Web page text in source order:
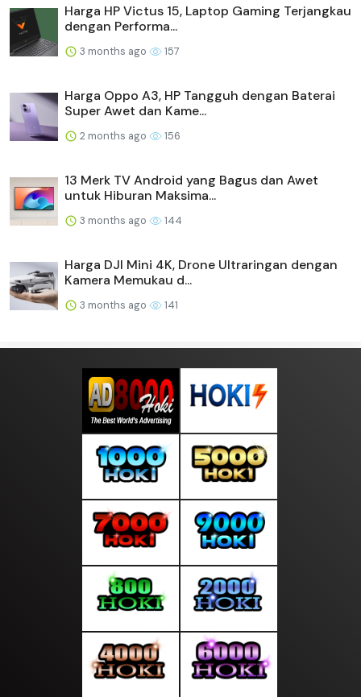
Harga HP Victus 15, Laptop Gaming Terjangkau
dengan Performa...
3 months ago 157
Harga Oppo A3, HP Tangguh dengan Baterai
Super Awet dan Kame...
2 months ago 156
13 Merk TV Android yang Bagus dan Awet
untuk Hiburan Maksima...
3 months ago 144
Harga DJI Mini 4K, Drone Ultraringan dengan
Kamera Memukau d...
3 months ago 141